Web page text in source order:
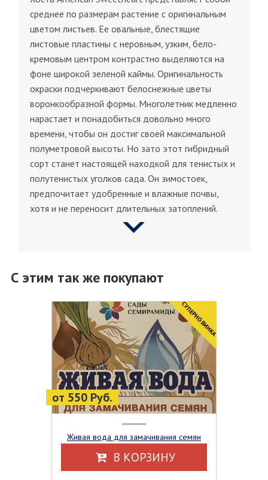
среднее по размерам растение с оригинальным
цветом листьев. Ее овальные, блестящие
листовые пластины с неровным, узким, бело-
кремовым центром контрастно выделяются на
фоне широкой зеленой каймы. Оригинальность
окраски подчеркивают белоснежные цветы
воронкообразной формы. Многолетник медленно
нарастает и понадобиться довольно много
времени, чтобы он достиг своей максимальной
полуметровой высоты. Но зато этот гибридный
сорт станет настоящей находкой для тенистых и
полутенистых уголков сада. Он зимостоек,
предпочитает удобренные и влажные почвы,
хотя и не переносит длительных затоплений.
С этим так же покупают
от 550 Руб.
CУПЕРНОВИНКА
Живая вода для замачивания семян
В КОРЗИНУ